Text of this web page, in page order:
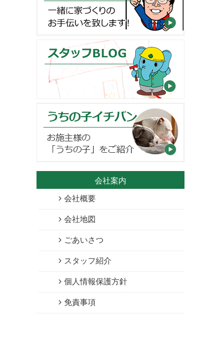
会社案内
会社概要
会社地図
ごあいさつ
スタッフ紹介
個人情報保護方針
免責事項